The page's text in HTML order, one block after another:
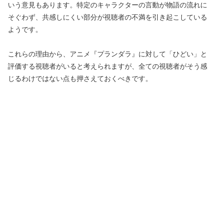
いう意見もあります。特定のキャラクターの言動が物語の流れに
そぐわず、共感しにくい部分が視聴者の不満を引き起こしている
ようです。
これらの理由から、アニメ『プランダラ』に対して「ひどい」と
評価する視聴者がいると考えられますが、全ての視聴者がそう感
じるわけではない点も押さえておくべきです。